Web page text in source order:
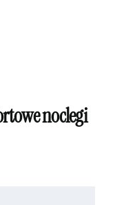
noclegi